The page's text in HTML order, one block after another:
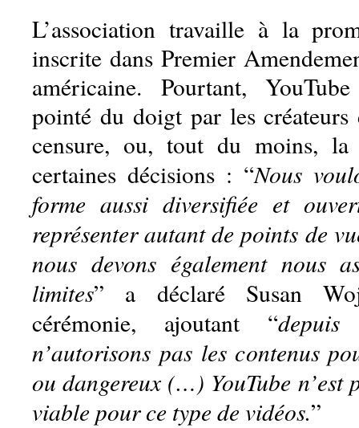
L’association travaille à la
inscrite dans Premier
américaine. Pourtant,
pointé du doigt par les
censure, ou, tout du moins, la
certaines décisions : “Nous
forme aussi diversifiée et
représenter autant de points de
nous devons également nous
limites” a déclaré Susan
cérémonie, ajoutant “
n’autorisons pas les contenus
ou dangereux (…) YouTube n’est
viable pour ce type de vidéos.”